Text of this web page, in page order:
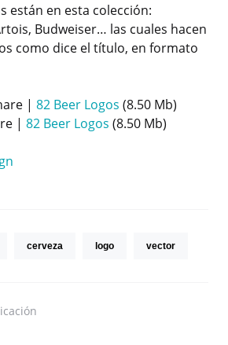
están en esta colección:
Budweiser… las cuales hacen
como dice el título, en formato
| 82 Beer Logos (8.50 Mb)
| 82 Beer Logos (8.50 Mb)
cerveza logo vector